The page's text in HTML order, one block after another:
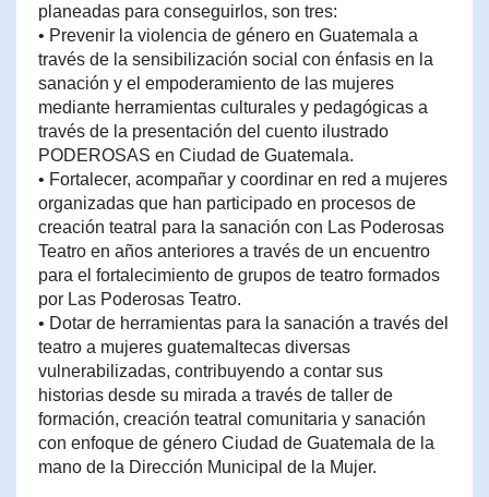
planeadas para conseguirlos, son tres:
• Prevenir la violencia de género en Guatemala a
través de la sensibilización social con énfasis en la
sanación y el empoderamiento de las mujeres
mediante herramientas culturales y pedagógicas a
través de la presentación del cuento ilustrado
PODEROSAS en Ciudad de Guatemala.
• Fortalecer, acompañar y coordinar en red a mujeres
organizadas que han participado en procesos de
creación teatral para la sanación con Las Poderosas
Teatro en años anteriores a través de un encuentro
para el fortalecimiento de grupos de teatro formados
por Las Poderosas Teatro.
• Dotar de herramientas para la sanación a través del
teatro a mujeres guatemaltecas diversas
vulnerabilizadas, contribuyendo a contar sus
historias desde su mirada a través de taller de
formación, creación teatral comunitaria y sanación
con enfoque de género Ciudad de Guatemala de la
mano de la Dirección Municipal de la Mujer.